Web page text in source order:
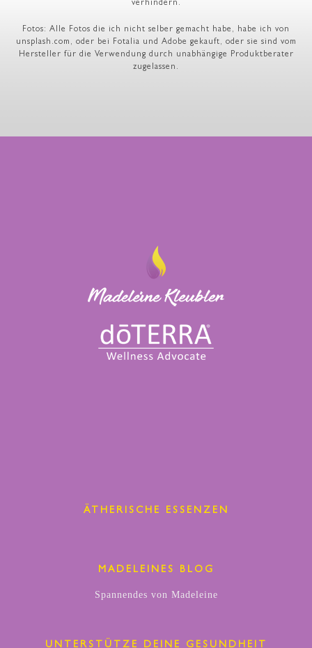
verhindern.
Fotos: Alle Fotos die ich nicht selber gemacht habe, habe ich von
unsplash.com, oder bei Fotalia und Adobe gekauft, oder sie sind vom
Hersteller für die Verwendung durch unabhängige Produktberater
zugelassen.
ÄTHERISCHE ESSENZEN
MADELEINES BLOG
Spannendes von Madeleine
UNTERSTÜTZE DEINE GESUNDHEIT